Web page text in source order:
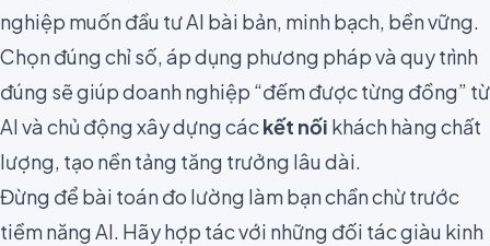
nghiệp muốn đầu tư AI bài bản, minh bạch, bền vững.
Chọn đúng chỉ số, áp dụng phương pháp và quy trình
đúng sẽ giúp doanh nghiệp “đếm được từng đồng” từ
AI và chủ động xây dựng cáckết nối khách hàng chất
lượng, tạo nền tảng tăng trưởng lâu dài.
Đừng để bài toán đo lường làm bạn chần chừ trước
tiềm năng AI. Hãy hợp tác với những đối tác giàu kinh